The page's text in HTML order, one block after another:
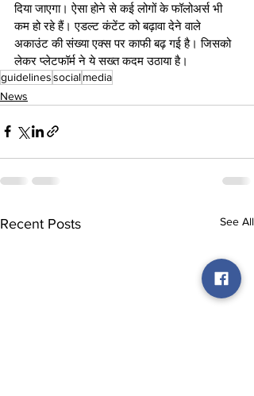
दिया जाएगा। ऐसा होने से कई लोगों के फॉलोअर्स भी
कम हो रहे हैं। एडल्ट कंटेंट को बढ़ावा देने वाले
अकाउंट की संख्या एक्स पर काफी बढ़ गई है। जिसको
लेकर प्लेटफॉर्म ने ये सख्त कदम उठाया है।
guidelinessocialmedia
News
Recent Posts See All